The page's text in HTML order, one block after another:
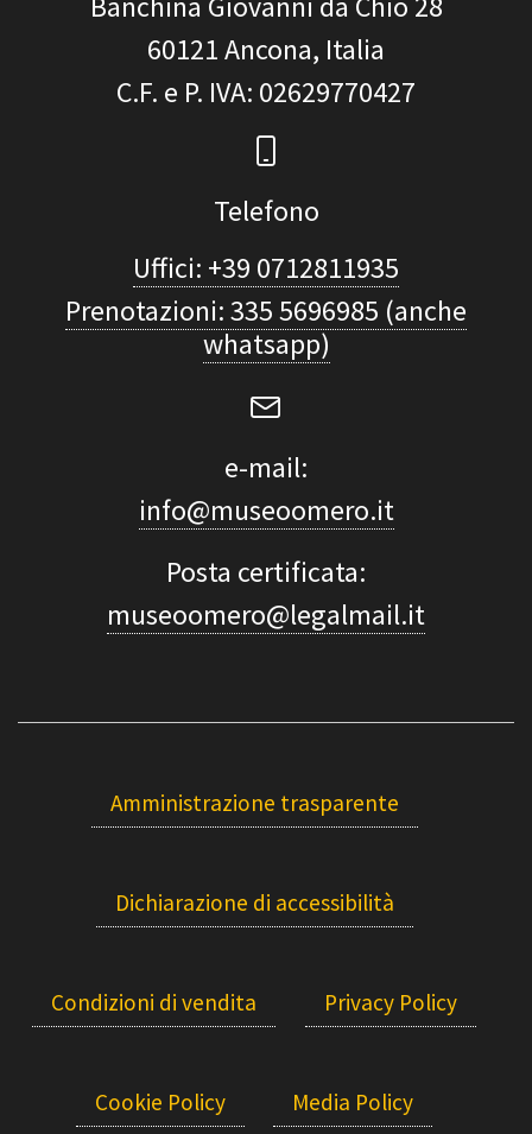
60121Ancona, Italia
C.F. e P. IVA: 02629770427
Telefono
Uffici: +39 0712811935
Prenotazioni: 335 5696985 (anche
whatsapp)
e-mail:
info@museoomero.it
Posta certificata:
museoomero@legalmail.it
Amministrazione trasparente
Dichiarazione di accessibilità
Condizioni di vendita Privacy Policy
Cookie Policy Media Policy